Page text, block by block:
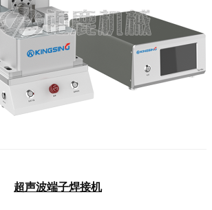
超声波端子焊接机